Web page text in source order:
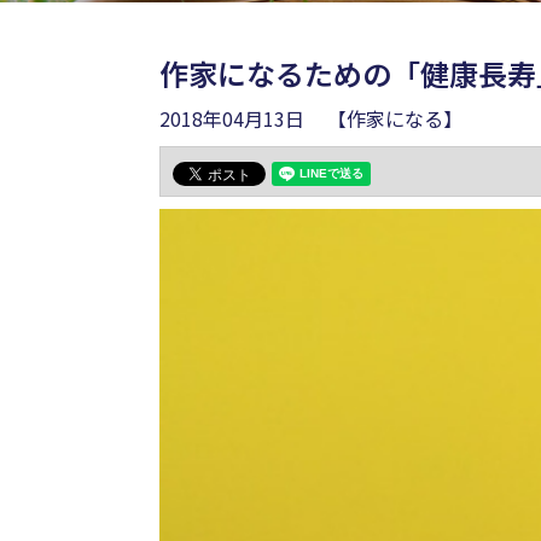
作家になるための「健康長
2018年04月13日 【作家になる】